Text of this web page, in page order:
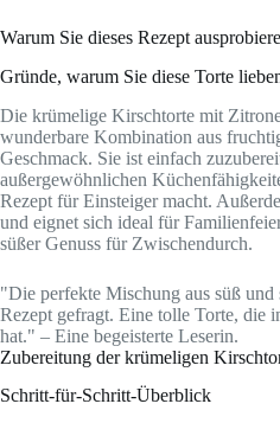
Warum Sie dieses Rezept
Gründe, warum Sie diese Torte
Die krümelige Kirschtorte mit
wunderbare Kombination aus
Geschmack. Sie ist einfach
außergewöhnlichen
Rezept für Einsteiger macht.
und eignet sich ideal für
süßer Genuss für Zwischendurch.
"Die perfekte Mischung aus süß und
Rezept gefragt. Eine tolle Torte, die
hat." – Eine begeisterte Leserin.
Zubereitung der krümeligen
Schritt-für-Schritt-Überblick